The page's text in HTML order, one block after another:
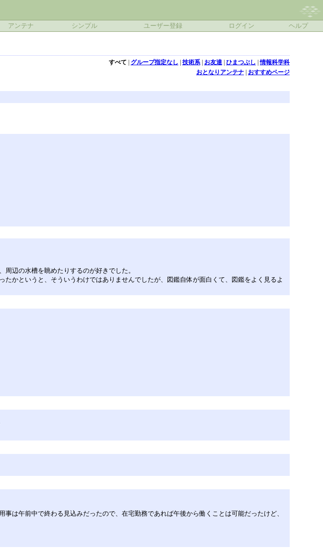
アンテナ シンプル ユーザー登録 ログイン ヘルプ
すべて グループ指定なし 技術系| お友達| ひまつぶし |情報科学科
おとなりアンテナ| おすすめページ
辺の水槽を眺めたりするのが好きでした。
かというと、そういうわけではありませんでしたが、図鑑自体が面白くて、図鑑をよく見るよ
は午前中で終わる見込みだったので、在宅勤務であれば午後から働くことは可能だったけど、